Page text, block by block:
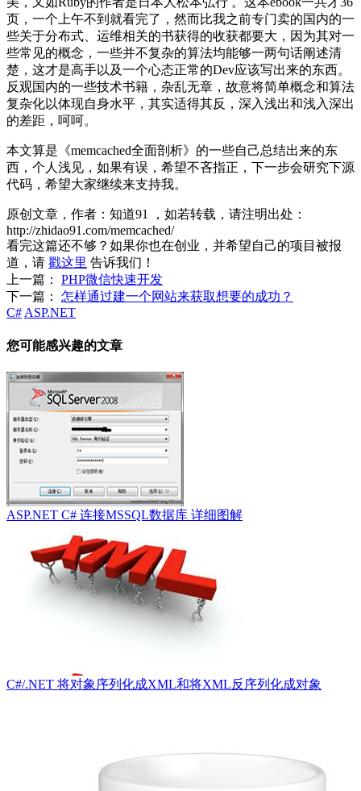
页，一个上午不到就看完了，然而比我之前专门卖的国内的一
些关于分布式、运维相关的书获得的收获都要大，因为其对一
些常见的概念，一些并不复杂的算法均能够一两句话阐述清
楚，这才是高手以及一个心态正常的Dev应该写出来的东西。
反观国内的一些技术书籍，杂乱无章，故意将简单概念和算法
复杂化以体现自身水平，其实适得其反，深入浅出和浅入深出
的差距，呵呵。
本文算是《memcached全面剖析》的一些自己总结出来的东
西，个人浅见，如果有误，希望不吝指正，下一步会研究下源
代码，希望大家继续来支持我。
原创文章，作者：知道91
，如若转载，请注明出处：
http://zhidao91.com/memcached/
看完这篇还不够？如果你也在创业，并希望自己的项目被报
道，请 戳这里 告诉我们！
上一篇：
PHP微信快速开发
下一篇：
怎样通过建一个网站来获取想要的成功？
C# ASP.NET
您可能感兴趣的文章
ASP.NET C# 连接MSSQL数据库 详细图解
C#/.NET 将对象序列化成XML和将XML反序列化成对象